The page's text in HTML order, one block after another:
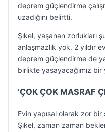
deprem güçlendirme
uzadığını belirtti.
Şıkel, yaşanan zorlukları
anlaşmazlık yok. 2 yıldır
deprem güçlendirme de
birlikte yaşayacağımız bir
‘ÇOK ÇOK MASRAF
Evin yapısal olarak zor
Şıkel, zaman zaman